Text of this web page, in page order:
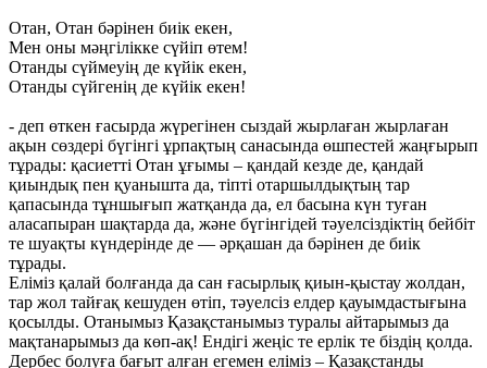
Отан, Отан бәрінен биік екен,
Мен оны мәңгілікке сүйіп өтем!
Отанды сүймеуің де күйік екен,
Отанды сүйгенің де күйік екен!
- деп өткен ғасырда жүрегінен сыздай жырлаған жырлаған
ақын сөздері бүгінгі ұрпақтың санасында өшпестей жаңғырып
тұрады: қасиетті Отан ұғымы – қандай кезде де, қандай
қиындық пен қуанышта да, тіпті отаршылдықтың тар
қапасында тұншығып жатқанда да, ел басына күн туған
аласапыран шақтарда да, және бүгінгідей тәуелсіздіктің бейбіт
те шуақты күндерінде де — әрқашан да бәрінен де биік
тұрады.
Еліміз қалай болғанда да сан ғасырлық қиын-қыстау жолдан,
тар жол тайғақ кешуден өтіп, тәуелсіз елдер қауымдастығына
қосылды. Отанымыз Қазақстанымыз туралы айтарымыз да
мақтанарымыз да көп-ақ! Ендігі жеңіс те ерлік те біздің қолда.
Дербес болуға бағыт алған егемен еліміз – Қазақстанды